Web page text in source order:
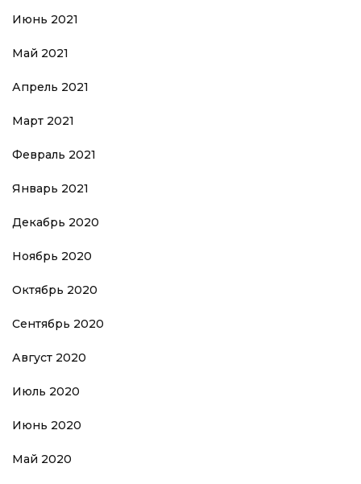
Июнь 2021
Май 2021
Апрель 2021
Март 2021
Февраль 2021
Январь 2021
Декабрь 2020
Ноябрь 2020
Октябрь 2020
Сентябрь 2020
Август 2020
Июль 2020
Июнь 2020
Май 2020